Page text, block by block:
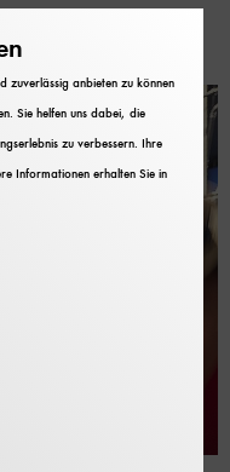
zuverlässig anbieten zu können
Sie helfen uns dabei, die
zu verbessern. Ihre
Informationen erhalten Sie in